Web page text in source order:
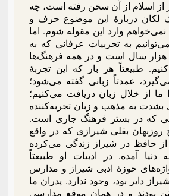
اسلام از آن سخن رفته است، چه
لکان دربارۀ این موضوع حرف و
وارد این مقوله شوم. اما
به تجربیات عرفانی که به
سال است و در همه فرهنگ‌ها
طبیعتاً هر بار که این تجربۀ
عمدتاً زبانی گفته می‌شود؛
ما از خلال زبان دریافت می‌کنیم؛
بشدت به مذهب و زبان تجربه‌کننده
که در بستر فرهنگ جاری است.
روزبهان بقلی شیرازی که در واقع
حافظ در شیراز زندگی می‌کرده
آمده. در ادبیات او طبیعتاً
حوزۀ ادبی شیراز و مدارس
دایر بود، وجود ندارد. پدران ما
بودند و در همان موقع مدارسی